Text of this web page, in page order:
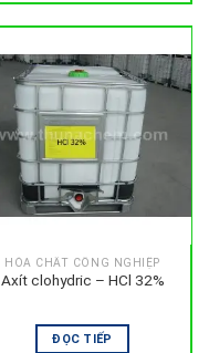
HÓA CHẤT CÔNG NGHIỆP
Axít clohydric – HCl 32%
ĐỌC TIẾP